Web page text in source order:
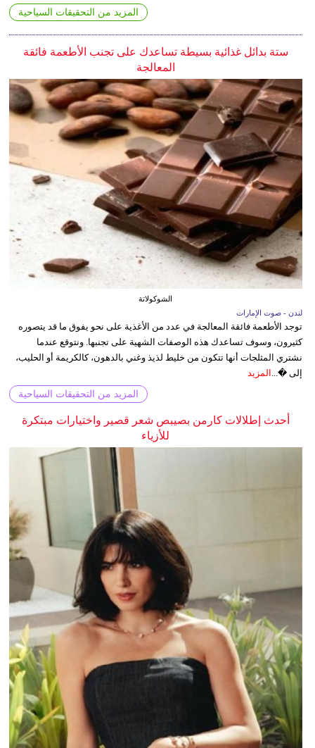
المزيد من التحقيقات السياحية
ستة بدائل غذائية بسيطة تساعدك على تجنب الأطعمة فائقة
المعالجة
الشوكولاتة
لندن - صوت الإمارات
توجد الأطعمة فائقة المعالجة في عدد من الأغذية على نحو يفوق ما قد يتصوره
كثيرون، وسوف تساعدك هذه الوصفات الشهية على تجنبها. ونتوقع عندما
نشتري المثلجات أنها تتكون من خليط لذيذ وغني بالدهون، كالكريمة أو الحليب،
إلى �... المزيد
المزيد من التحقيقات السياحية
أحدث إطلالات كارمن بصيبص شعر قصير واختيارات مبتكرة
للأزياء